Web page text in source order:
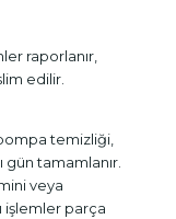
raporlanır,
edilir.
temizliği,
tamamlanır.
veya
işlemler parça